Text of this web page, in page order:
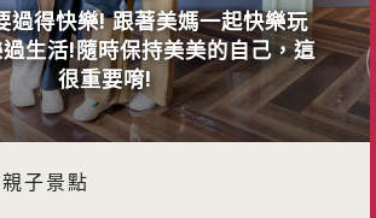
過得快樂! 跟著美媽一起快樂玩
生活!隨時保持美美的自己，這
很重要唷!
子景點